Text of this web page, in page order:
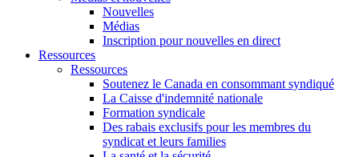
Nouvelles
Médias
Inscription pour nouvelles en direct
Ressources
Ressources
Soutenez le Canada en consommant syndiqué
La Caisse d'indemnité nationale
Formation syndicale
Des rabais exclusifs pour les membres du
syndicat et leurs families